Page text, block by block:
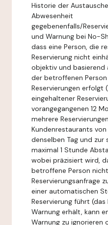
Historie der
Abwesenheit
gegebenenfalls/
und Warnung bei No-
dass eine Person, die
Reservierung nicht
objektiv und basierend
der betroffenen
Reservierungen erfolgt
eingehaltener
vorangegangenen 12
mehrere
Kundenrestaurants
denselben Tag und zur
maximal 1 Stunde
wobei präzisiert wird,
betroffene Person
Reservierungsanfrage
einer automatischen
Reservierung führt
Warnung erhält, kann
Warnung zu ignorieren